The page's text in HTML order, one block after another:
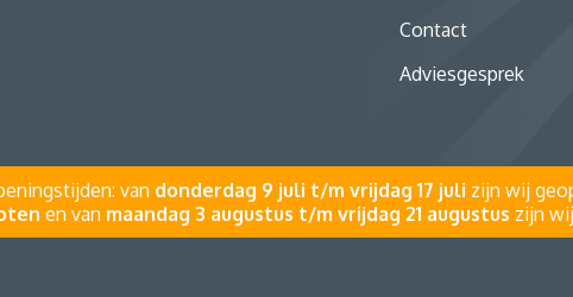
Contact
Adviesgesprek
van donderdag 9 juli t/m vrijdag 17 juli zijn wij
en van maandag 3 augustus t/m vrijdag 21 augustus zijn